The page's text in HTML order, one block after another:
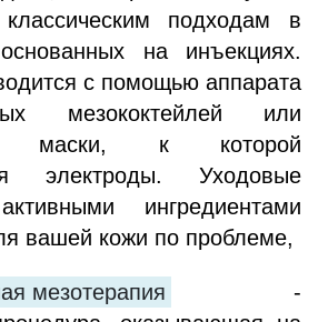
классическим подходам в
на инъекциях.
с помощью аппарата
мезококтейлей или
маски, к которой
электроды. Уходовые
ингредиентами
вашей кожи по проблеме,
мезотерапия
-